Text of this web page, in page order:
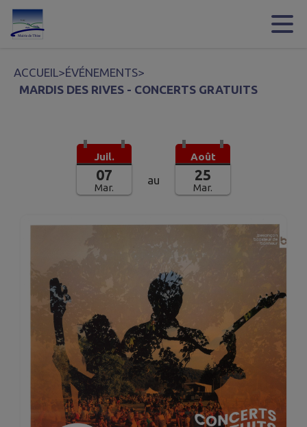
Contenu
ACCUEIL>ÉVÉNEMENTS>
MARDIS DES RIVES - CONCERTS GRATUITS
Juil.
07
Mar.
au
Août
25
Mar.